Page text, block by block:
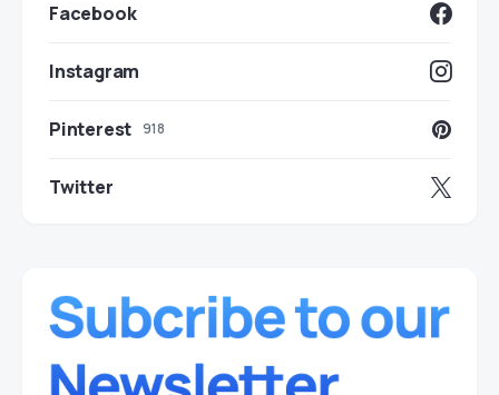
Facebook
Instagram
Pinterest 918
Twitter